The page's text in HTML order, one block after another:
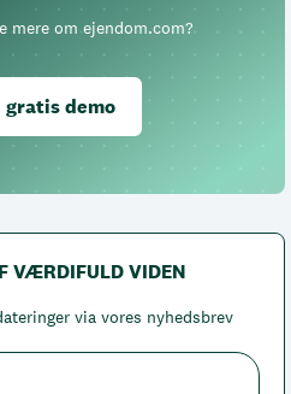
mere om ejendom.com?
gratis demo
VÆRDIFULD VIDEN
via vores nyhedsbrev